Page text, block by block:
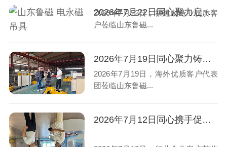
2026年7月22日同心聚力启华章！山东鲁磁与福建客户交流，携手突破
2026年7月22日，福建制造业优质客
户莅临山东鲁磁...
2026年7月19日同心聚力铸精品！山东鲁磁迎来国外客户，携手拓宽发展道路
2026年7月19日，海外优质客户代表
团莅临山东鲁磁...
2026年7月12日同心携手促双赢！山东鲁磁与客户深耕磁力设备赛道